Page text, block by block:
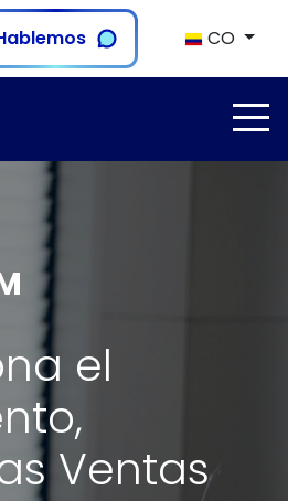
CO
el
Ventas